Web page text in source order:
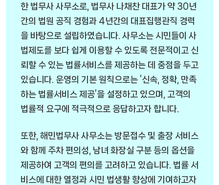
한 법무사 사무소로, 법무사 나채찬 대표가 약 30년
간의 법원 공직 경험과 4년간의 대표집행관직 경력
을 바탕으로 설립하였습니다. 사무소는 시민들이 사
법제도를 보다 쉽게 이용할 수 있도록 전문적이고 신
뢰할 수 있는 법률서비스를 제공하는 데 중점을 두고
있습니다. 운영의 기본 원칙으로는 ‘신속, 정확, 만족
하는 법률서비스 제공’을 설정하고 있으며, 고객의
법률적 요구에 적극적으로 응답하고자 합니다.
또한, 해민법무사 사무소는 방문접수 및 출장 서비스
와 함께 주차 편의성, 남녀 화장실 구분 등의 옵션을
제공하여 고객의 편의를 고려하고 있습니다. 법률 서
비스에 대한 열정과 시민 법생활 향상에 기여하고자